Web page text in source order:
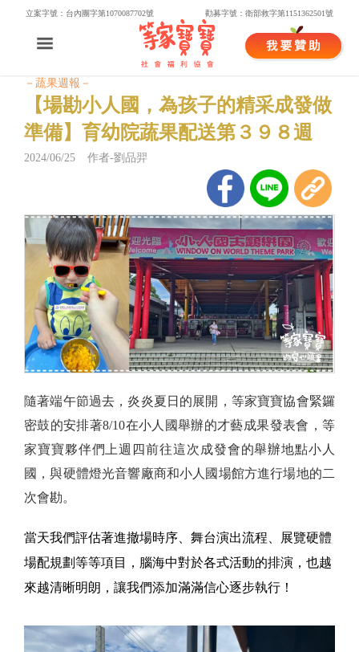
立案字號：台內團字第1070087702號 勸募字號：衛部救字第1151362501號
－蔬果週報－
【場勘小人國，為孩子的精采成發做
準備】育幼院蔬果配送第３９８週
2024/06/25 作者-劉品羿
隨著端午節過去，炎炎夏日的展開，等家寶寶協會緊鑼
密鼓的安排著8/10在小人國舉辦的才藝成果發表會，等
家寶寶夥伴們上週四前往這次成發會的舉辦地點小人
國，與硬體燈光音響廠商和小人國場館方進行場地的二
次會勘。
當天我們評估著進撤場時序、舞台演出流程、展覽硬體
場配規劃等等項目，腦海中對於各式活動的排演，也越
來越清晰明朗，讓我們添加滿滿信心逐步執行！